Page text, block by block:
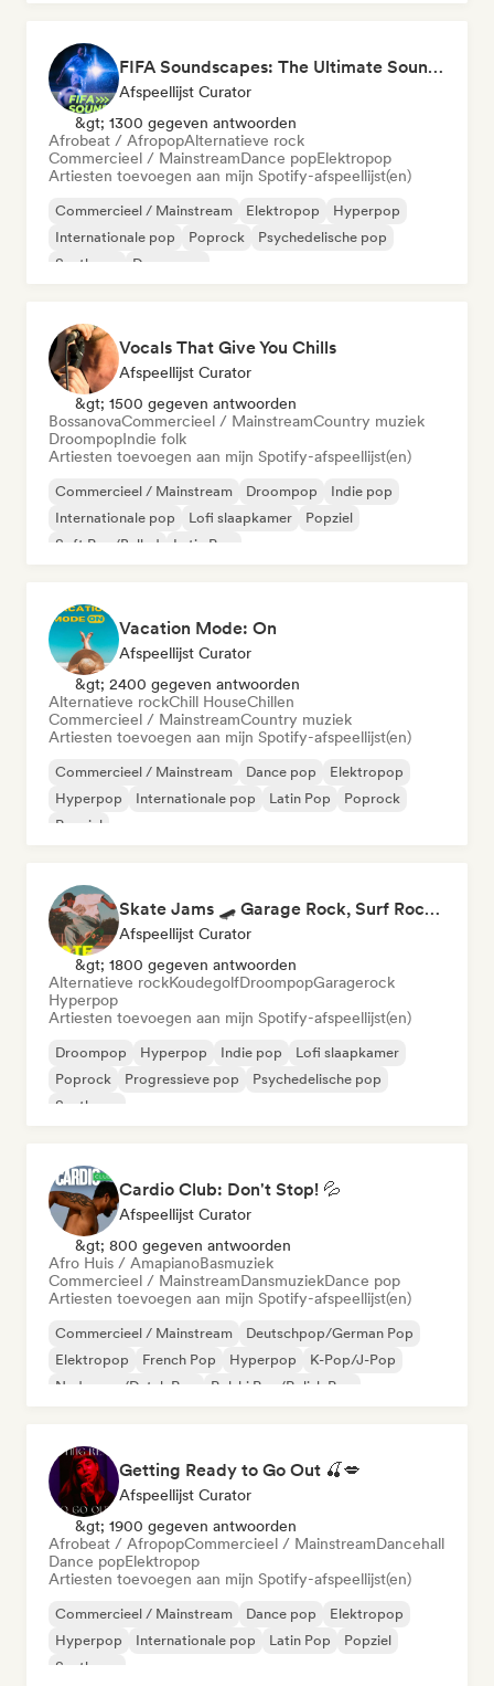
FIFA Soundscapes: The Ultimate Soundtrack ⚽️ Festival Indie, Electropop & Dance Anthems
Afspeellijst Curator
&gt; 1300 gegeven antwoorden
Afrobeat / AfropopAlternatieve rock
Commercieel / MainstreamDance popElektropop
Artiesten toevoegen aan mijn Spotify-afspeellijst(en)
Commercieel / Mainstream Elektropop
Hyperpop
Internationale pop
Poprock
Psychedelische pop
Synthpop
Dance pop
Vocals That Give You Chills
Afspeellijst Curator
&gt; 1500 gegeven antwoorden
BossanovaCommercieel / MainstreamCountry muziek
DroompopIndie folk
Artiesten toevoegen aan mijn Spotify-afspeellijst(en)
Commercieel / Mainstream Droompop
Indie pop
Internationale pop
Lofi slaapkamer
Popziel
Soft Pop/Ballad
Latin Pop
Vacation Mode: On
Afspeellijst Curator
&gt; 2400 gegeven antwoorden
Alternatieve rockChill HouseChillen
Commercieel / MainstreamCountry muziek
Artiesten toevoegen aan mijn Spotify-afspeellijst(en)
Commercieel / Mainstream Dance pop
Elektropop
Hyperpop
Internationale pop Latin Pop
Poprock
Popziel
Skate Jams 🛹 Garage Rock, Surf Rock & Neo-Psych
Afspeellijst Curator
&gt; 1800 gegeven antwoorden
Alternatieve rockKoudegolfDroompopGaragerock
Hyperpop
Artiesten toevoegen aan mijn Spotify-afspeellijst(en)
Droompop Hyperpop Indie pop
Lofi slaapkamer
Poprock
Progressieve pop
Psychedelische pop
Synthpop
Cardio Club: Don't Stop! 💦
Afspeellijst Curator
&gt; 800 gegeven antwoorden
Afro Huis / AmapianoBasmuziek
Commercieel / MainstreamDansmuziekDance pop
Artiesten toevoegen aan mijn Spotify-afspeellijst(en)
Commercieel / Mainstream
Deutschpop/German Pop
Elektropop
French Pop Hyperpop
K-Pop/J-Pop
Nederpop/Dutch Pop
Polski Pop/Polish Pop
Getting Ready to Go Out 🍒💋
Afspeellijst Curator
&gt; 1900 gegeven antwoorden
Afrobeat / AfropopCommercieel / MainstreamDancehall
Dance popElektropop
Artiesten toevoegen aan mijn Spotify-afspeellijst(en)
Commercieel / Mainstream Dance pop
Elektropop
Hyperpop
Internationale pop Latin Pop
Popziel
Synthpop